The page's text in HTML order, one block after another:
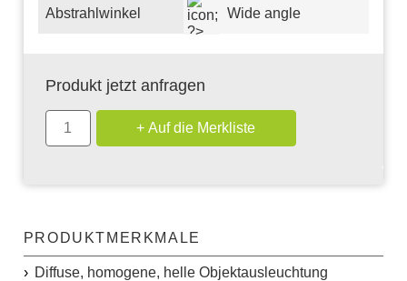
Abstrahlwinkel Wide angle
Produkt jetzt anfragen
PRODUKTMERKMALE
Diffuse, homogene, helle Objektausleuchtung